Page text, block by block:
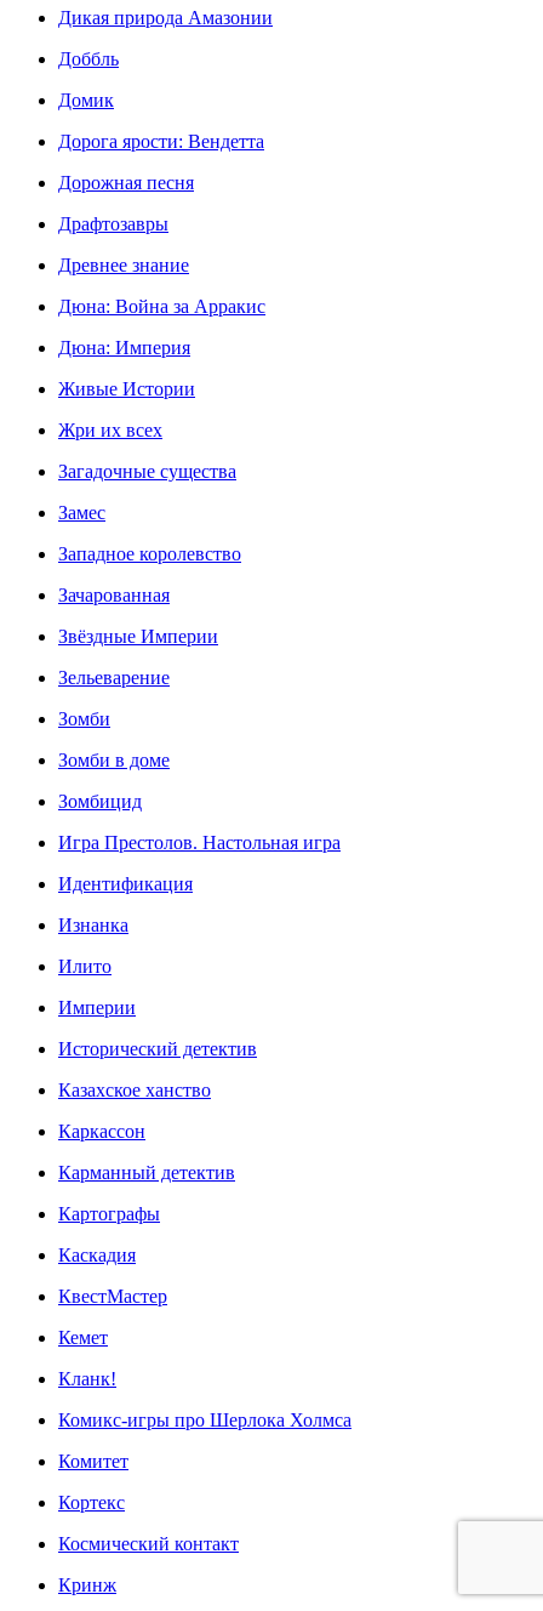
Дикая природа Амазонии
Доббль
Домик
Дорога ярости: Вендетта
Дорожная песня
Драфтозавры
Древнее знание
Дюна: Война за Арракис
Дюна: Империя
Живые Истории
Жри их всех
Загадочные существа
Замес
Западное королевство
Зачарованная
Звёздные Империи
Зельеварение
Зомби
Зомби в доме
Зомбицид
Игра Престолов. Настольная игра
Идентификация
Изнанка
Илито
Империи
Исторический детектив
Казахское ханство
Каркассон
Карманный детектив
Картографы
Каскадия
КвестМастер
Кемет
Кланк!
Комикс-игры про Шерлока Холмса
Комитет
Кортекс
Космический контакт
Кринж